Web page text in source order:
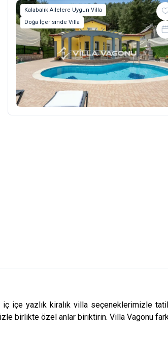
Kalabalık Ailelere Uygun Villa
Doğa İçerisinde Villa
iç içe yazlık kiralık villa seçeneklerimizle
birlikte özel anlar biriktirin. Villa Vagonu